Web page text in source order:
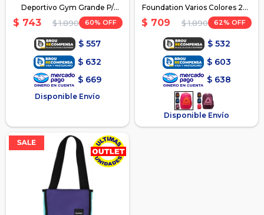
Deportivo Gym Grande P/
Dama - Naranja
$ 743 $ 1.890 60
$ 557
$ 632
$ 669
Disponible Envío
Foundation Varios Colores 24L
- Fucsia
$ 709 $ 1.890 62
$ 532
$ 603
$ 638
Disponible Envío